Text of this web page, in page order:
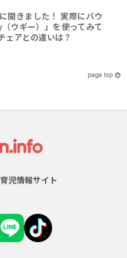
聞きました！ 実際にバウ
ウギー）」を使ってみて
ェアとの違いは？
児情報サイト